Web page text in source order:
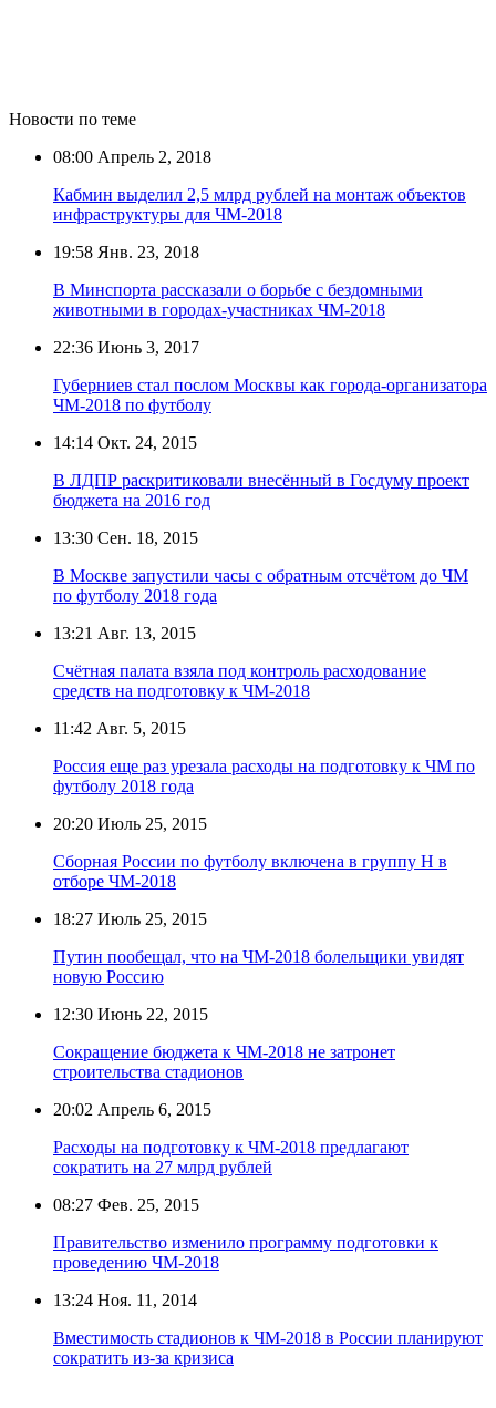
Новости по теме
08:00 Апрель 2, 2018
Кабмин выделил 2,5 млрд рублей на монтаж объектов
инфраструктуры для ЧМ-2018
19:58 Янв. 23, 2018
В Минспорта рассказали о борьбе с бездомными
животными в городах-участниках ЧМ-2018
22:36 Июнь 3, 2017
Губерниев стал послом Москвы как города-организатора
ЧМ-2018 по футболу
14:14 Окт. 24, 2015
В ЛДПР раскритиковали внесённый в Госдуму проект
бюджета на 2016 год
13:30 Сен. 18, 2015
В Москве запустили часы с обратным отсчётом до ЧМ
по футболу 2018 года
13:21 Авг. 13, 2015
Счётная палата взяла под контроль расходование
средств на подготовку к ЧМ-2018
11:42 Авг. 5, 2015
Россия еще раз урезала расходы на подготовку к ЧМ по
футболу 2018 года
20:20 Июль 25, 2015
Сборная России по футболу включена в группу H в
отборе ЧМ-2018
18:27 Июль 25, 2015
Путин пообещал, что на ЧМ-2018 болельщики увидят
новую Россию
12:30 Июнь 22, 2015
Сокращение бюджета к ЧМ-2018 не затронет
строительства стадионов
20:02 Апрель 6, 2015
Расходы на подготовку к ЧМ-2018 предлагают
сократить на 27 млрд рублей
08:27 Фев. 25, 2015
Правительство изменило программу подготовки к
проведению ЧМ-2018
13:24 Ноя. 11, 2014
Вместимость стадионов к ЧМ-2018 в России планируют
сократить из-за кризиса